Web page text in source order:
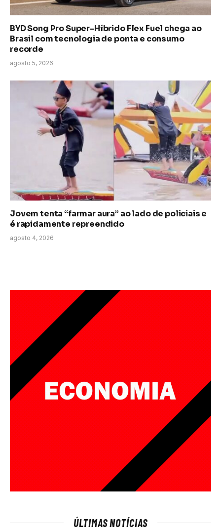
BYD Song Pro Super-Híbrido Flex Fuel chega ao
Brasil com tecnologia de ponta e consumo
recorde
agosto 5, 2026
Jovem tenta “farmar aura” ao lado de policiais e
é rapidamente repreendido
agosto 4, 2026
ÚLTIMAS NOTÍCIAS